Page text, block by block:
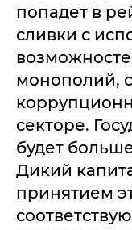
попадет в
сливки с
монополий,
секторе.
будет
Дикий
принятием